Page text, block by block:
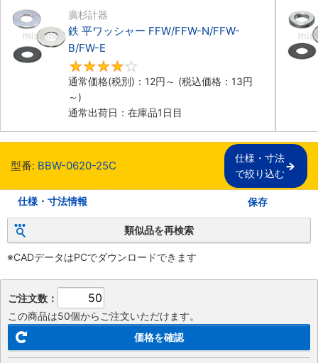
廣杉計器
鉄 平ワッシャー FFW/FFW-N/FFW-
B/FW-E
通常価格(税別)： 12円 ～ (税込価格： 13円
～)
通常出荷日：在庫品1日目
型番: BBW-0620-25C
仕様・寸法
で絞り込む
仕様・寸法情報 保存
類似品を再検索
※CADデータはPCでダウンロードできます
ご注文数：
この商品は50個からご注文いただけます。
価格を確認